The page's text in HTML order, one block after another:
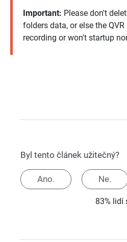
Important: Please don't
folders data, or else the
recording or won't startup
Byl tento článek užitečný?
Ano. Ne.
83% lidí